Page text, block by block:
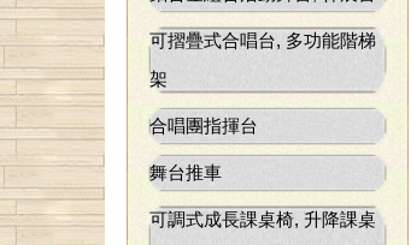
可摺疊式合唱台, 多功能階梯
架
合唱團指揮台
舞台推車
可調式成長課桌椅, 升降課桌